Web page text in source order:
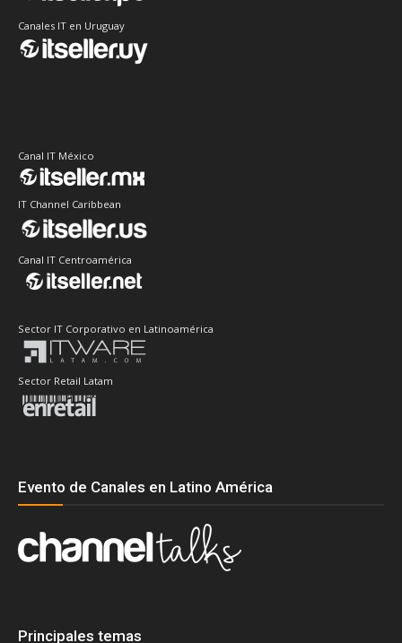
Canales IT en Uruguay
Canal IT México
IT Channel Caribbean
Canal IT Centroamérica
Sector IT Corporativo en Latinoamérica
Sector Retail Latam
Evento de Canales en Latino América
Principales temas